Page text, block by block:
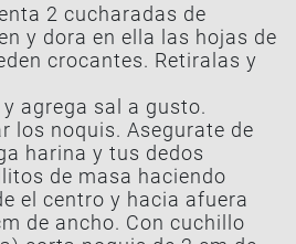
2 cucharadas de
y dora en ella las hojas de
crocantes. Retiralas y
agrega sal a gusto.
los noquis. Asegurate de
harina y tus dedos
de masa haciendo
el centro y hacia afuera
de ancho. Con cuchillo